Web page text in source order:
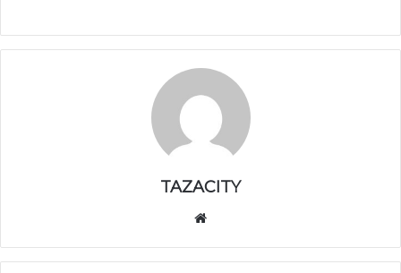
TAZACITY
الوي